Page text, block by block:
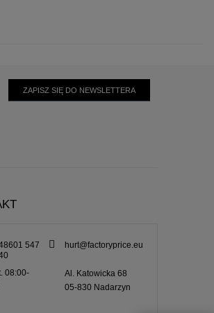
ZAPISZ SIĘ DO NEWSLETTERA
547
hurt@factoryprice.eu
08:00-
Al. Katowicka 68
05-830 Nadarzyn